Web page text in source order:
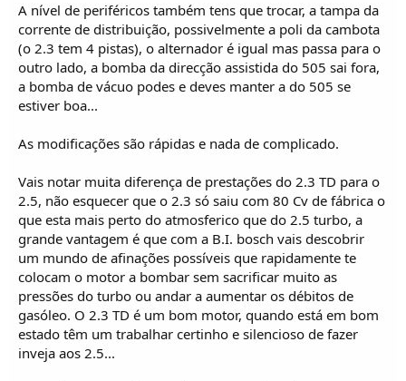
A nível de periféricos também tens que trocar, a tampa da
corrente de distribuição, possivelmente a poli da cambota
(o 2.3 tem 4 pistas), o alternador é igual mas passa para o
outro lado, a bomba da direcção assistida do 505 sai fora,
a bomba de vácuo podes e deves manter a do 505 se
estiver boa...
As modificações são rápidas e nada de complicado.
Vais notar muita diferença de prestações do 2.3 TD para o
2.5, não esquecer que o 2.3 só saiu com 80 Cv de fábrica o
que esta mais perto do atmosferico que do 2.5 turbo, a
grande vantagem é que com a B.I. bosch vais descobrir
um mundo de afinações possíveis que rapidamente te
colocam o motor a bombar sem sacrificar muito as
pressões do turbo ou andar a aumentar os débitos de
gasóleo. O 2.3 TD é um bom motor, quando está em bom
estado têm um trabalhar certinho e silencioso de fazer
inveja aos 2.5...